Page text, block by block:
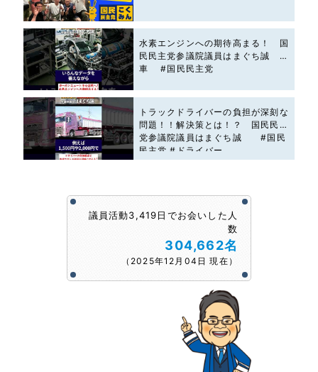
水素エンジンへの期待高まる！ 国
民民主党参議院議員はまぐち誠 #
車 #国民民主党
トラックドライバーの負担が深刻な
問題！！解決策とは！？ 国民民主
党参議院議員はまぐち誠 #国民
民主党 #ドライバー
議員活動3,419日でお会いした人
数
304,662名
（2025年12月04日 現在）